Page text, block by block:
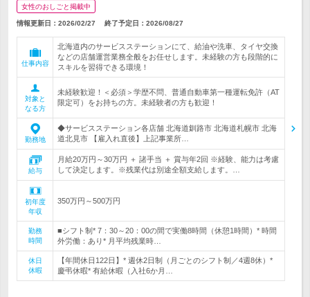
女性のおしごと掲載中
情報更新日：2026/02/27 終了予定日： 2026/08/27
仕事内容
北海道内のサービスステーションにて、給油や洗車、タイヤ交換
などの店舗運営業務全般をお任せします。未経験の方も段階的に
スキルを習得できる環境！
対象と
なる方
未経験歓迎！＜必須＞学歴不問、普通自動車第一種運転免許（AT
限定可）をお持ちの方。未経験者の方も歓迎！
勤務地
◆サービスステーション各店舗 北海道釧路市 北海道札幌市 北海
道北見市 【雇入れ直後】上記事業所…
給与
月給20万円～30万円 ＋ 諸手当 ＋ 賞与年2回 ※経験、能力は考慮
して決定します。※残業代は別途全額支給します。…
初年度
年収
350万円～500万円
勤務
時間
■シフト制* 7：30～20：00の間で実働8時間（休憩1時間）* 時間
外労働：あり* 月平均残業時…
休日
休暇
【年間休日122日】* 週休2日制（月ごとのシフト制／4週8休）*
慶弔休暇* 有給休暇（入社6か月…